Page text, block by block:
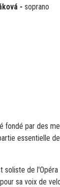
- soprano
fondé par des
essentielle
soliste de l'Opéra
sa voix de